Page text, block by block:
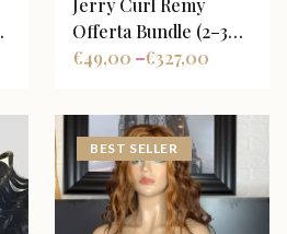
Jerry Curl Remy
Offerta Bundle (2–3
Fasci + Closure
49,00
€ – 327,00
€
BEST SELLER